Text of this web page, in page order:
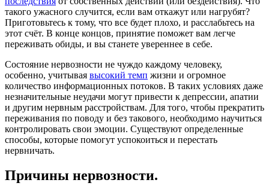
такого ужасного случится, если вам откажут или нагрубят?
Приготовьтесь к тому, что все будет плохо, и расслабьтесь на
этот счёт. В конце концов, принятие поможет вам легче
переживать обиды, и вы станете увереннее в себе.
Состояние нервозности не чуждо каждому человеку,
особенно, учитывая высокий темп жизни и огромное
количество информационных потоков. В таких условиях даже
незначительные неудачи могут привести к депрессии, апатии
и другим нервным расстройствам. Для того, чтобы прекратить
переживания по поводу и без такового, необходимо научиться
контролировать свои эмоции. Существуют определенные
способы, которые помогут успокоиться и перестать
нервничать.
Причины нервозности.